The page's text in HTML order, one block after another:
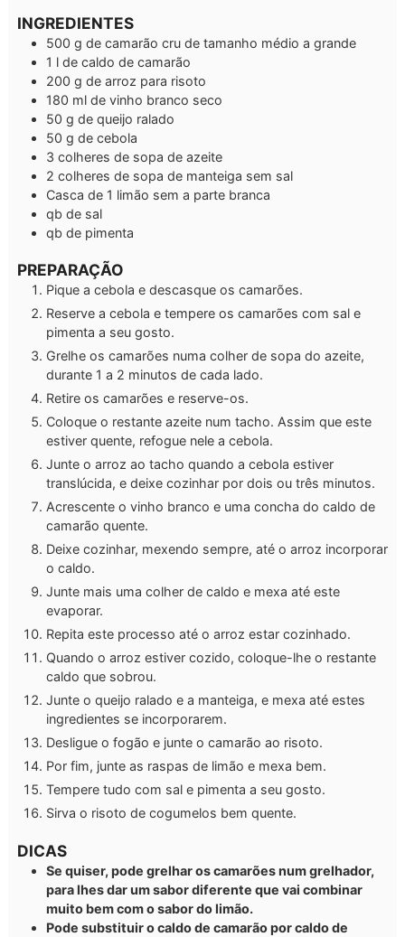
INGREDIENTES
500 g de camarão cru de tamanho médio a grande
1 l de caldo de camarão
200 g de arroz para risoto
180 ml de vinho branco seco
50 g de queijo ralado
50 g de cebola
3 colheres de sopa de azeite
2 colheres de sopa de manteiga sem sal
Casca de 1 limão sem a parte branca
qb de sal
qb de pimenta
PREPARAÇÃO
Pique a cebola e descasque os camarões.
Reserve a cebola e tempere os camarões com sal e
pimenta a seu gosto.
Grelhe os camarões numa colher de sopa do azeite,
durante 1 a 2 minutos de cada lado.
Retire os camarões e reserve-os.
Coloque o restante azeite num tacho. Assim que este
estiver quente, refogue nele a cebola.
Junte o arroz ao tacho quando a cebola estiver
translúcida, e deixe cozinhar por dois ou três minutos.
Acrescente o vinho branco e uma concha do caldo de
camarão quente.
Deixe cozinhar, mexendo sempre, até o arroz incorporar
o caldo.
Junte mais uma colher de caldo e mexa até este
evaporar.
Repita este processo até o arroz estar cozinhado.
Quando o arroz estiver cozido, coloque-lhe o restante
caldo que sobrou.
Junte o queijo ralado e a manteiga, e mexa até estes
ingredientes se incorporarem.
Desligue o fogão e junte o camarão ao risoto.
Por fim, junte as raspas de limão e mexa bem.
Tempere tudo com sal e pimenta a seu gosto.
Sirva o risoto de cogumelos bem quente.
DICAS
Se quiser, pode grelhar os camarões num grelhador,
para lhes dar um sabor diferente que vai combinar
muito bem com o sabor do limão.
Pode substituir o caldo de camarão por caldo de